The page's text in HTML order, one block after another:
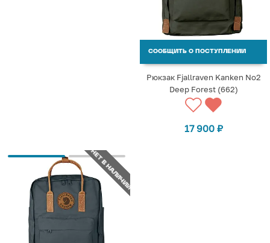
СООБЩИТЬ О ПОСТУПЛЕНИИ
Рюкзак Fjallraven Kanken No2
Deep Forest (662)
17 900 ₽
НЕТ В НАЛИЧИИ